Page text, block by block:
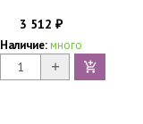
3 512 ₽
Наличие: много